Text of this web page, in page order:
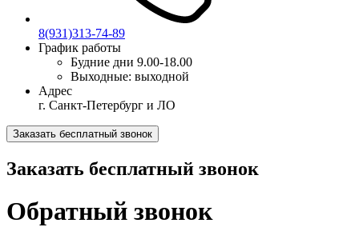
8(931)313-74-89
График работы
Будние дни 9.00-18.00
Выходные: выходной
Адрес
г. Санкт-Петербург и ЛО
Заказать бесплатный звонок
Заказать бесплатный звонок
Обратный звонок